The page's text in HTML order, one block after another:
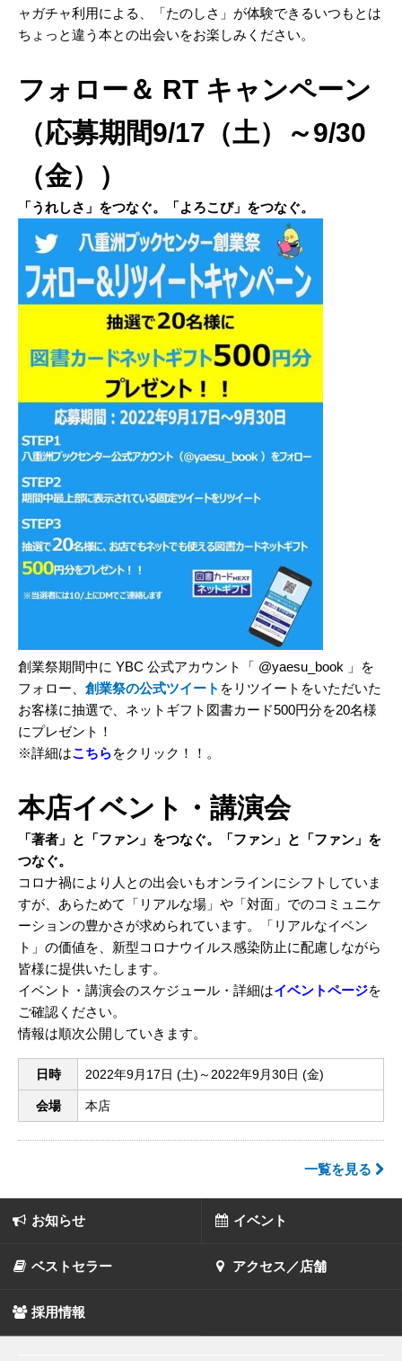
ャガチャ利用による、「たのしさ」が体験できるいつもとは
ちょっと違う本との出会いをお楽しみください。
フォロー＆ RT キャンペーン
（応募期間9/17（土）～9/30
（金））
「うれしさ」をつなぐ。「よろこび」をつなぐ。
創業祭期間中に YBC 公式アカウント「 @yaesu_book 」を
フォロー、 創業祭の公式ツイート をリツイートをいただいた
お客様に抽選で、ネットギフト図書カード500円分を20名様
にプレゼント！
※詳細はこちらをクリック！！。
本店イベント・講演会
「著者」と「ファン」をつなぐ。「ファン」と「ファン」を
つなぐ。
コロナ禍により人との出会いもオンラインにシフトしていま
すが、あらためて「リアルな場」や「対面」でのコミュニケ
ーションの豊かさが求められています。「リアルなイベン
ト」の価値を、新型コロナウイルス感染防止に配慮しながら
皆様に提供いたします。
イベント・講演会のスケジュール・詳細はイベントページを
ご確認ください。
情報は順次公開していきます。
日時 2022年9月17日 (土)～2022年9月30日 (金)
会場 本店
一覧を見る
お知らせ イベント
ベストセラー アクセス／店舗
採用情報